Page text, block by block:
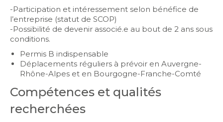
-Participation et intéressement selon bénéfice de
l’entreprise (statut de SCOP)
-Possibilité de devenir associé.e au bout de 2 ans sous
conditions.
Permis B indispensable
Déplacements réguliers à prévoir en Auvergne-
Rhône-Alpes et en Bourgogne-Franche-Comté
Compétences et qualités
recherchées